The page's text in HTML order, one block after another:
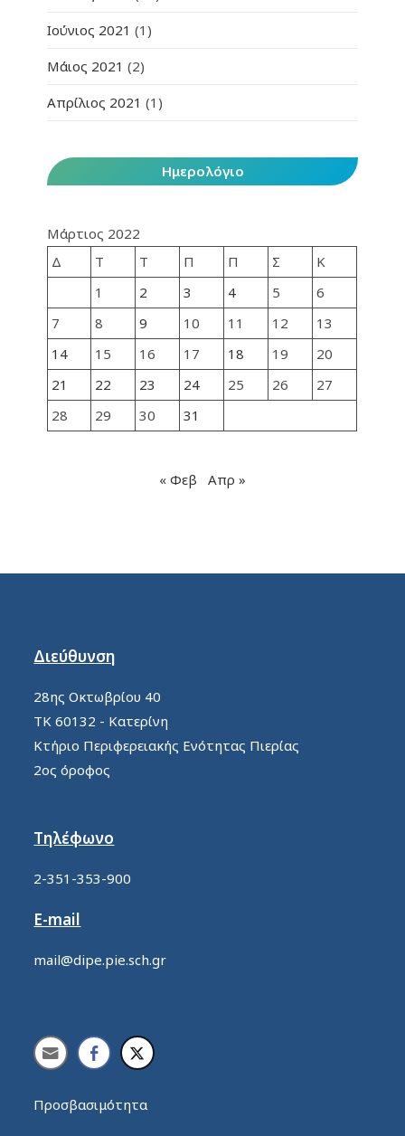
Ιούνιος 2021 (1)
Μάιος 2021 (2)
Απρίλιος 2021 (1)
Ημερολόγιο
Μάρτιος 2022
Δ
Τ Τ Π Π Σ
Κ
1
2 3 4 5
6
7
8 9 10 11 12
13
14
15 16 17 18 19
20
21
22 23 24 25 26
27
28
29 30 31
« Φεβ Απρ »
Διεύθυνση
28ης Οκτωβρίου 40
ΤΚ 60132 - Κατερίνη
Κτήριο Περιφερειακής Ενότητας Πιερίας
2ος όροφος
Τηλέφωνο
2-351-353-900
E-mail
mail@dipe.pie.sch.gr
Προσβασιμότητα